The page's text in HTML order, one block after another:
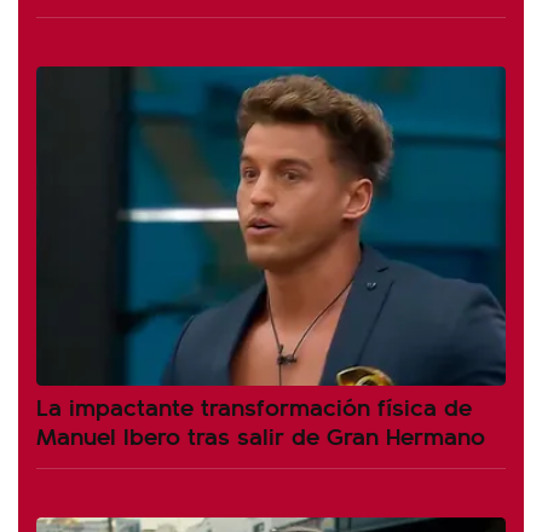
La impactante transformación física de
Manuel Ibero tras salir de Gran Hermano